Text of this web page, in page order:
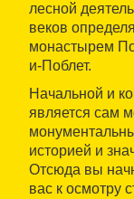
лесной
веков
монастырем
и-Поблет.
Начальной и
является сам
историей и
Отсюда вы
вас к осмотру